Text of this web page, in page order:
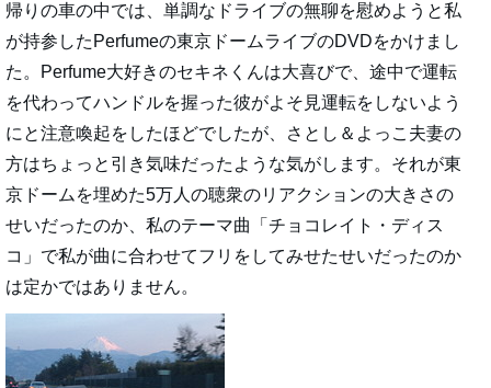
帰りの車の中では、単調なドライブの無聊を慰めようと私
が持参したPerfumeの東京ドームライブのDVDをかけまし
た。Perfume大好きのセキネくんは大喜びで、途中で運転
を代わってハンドルを握った彼がよそ見運転をしないよう
にと注意喚起をしたほどでしたが、さとし＆よっこ夫妻の
方はちょっと引き気味だったような気がします。それが東
京ドームを埋めた5万人の聴衆のリアクションの大きさの
せいだったのか、私のテーマ曲「チョコレイト・ディス
コ」で私が曲に合わせてフリをしてみせたせいだったのか
は定かではありません。